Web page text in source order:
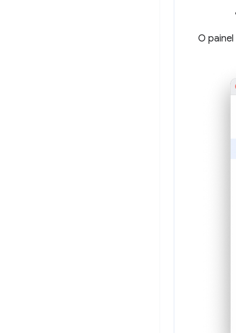
O painel